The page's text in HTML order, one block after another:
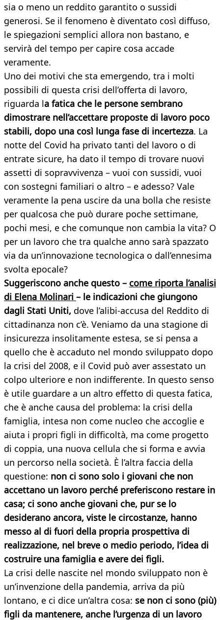
sia o meno un reddito garantito o sussidi
generosi. Se il fenomeno è diventato così diffuso,
le spiegazioni semplici allora non bastano, e
servirà del tempo per capire cosa accade
veramente.
Uno dei motivi che sta emergendo, tra i molti
possibili di questa crisi dell’offerta di lavoro,
riguarda la fatica che le persone sembrano
dimostrare nell’accettare proposte di lavoro poco
stabili, dopo una così lunga fase di incertezza. La
notte del Covid ha privato tanti del lavoro o di
entrate sicure, ha dato il tempo di trovare nuovi
assetti di sopravvivenza – vuoi con sussidi, vuoi
con sostegni familiari o altro – e adesso? Vale
veramente la pena uscire da una bolla che resiste
per qualcosa che può durare poche settimane,
pochi mesi, e che comunque non cambia la vita? O
per un lavoro che tra qualche anno sarà spazzato
via da un’innovazione tecnologica o dall’ennesima
svolta epocale?
Suggeriscono anche questo – come riporta l’analisi
di Elena Molinari – le indicazioni che giungono
dagli Stati Uniti, dove l’alibi-accusa del Reddito di
cittadinanza non c’è. Veniamo da una stagione di
insicurezza insolitamente estesa, se si pensa a
quello che è accaduto nel mondo sviluppato dopo
la crisi del 2008, e il Covid può aver assestato un
colpo ulteriore e non indifferente. In questo senso
è utile guardare a un altro effetto di questa fatica,
che è anche causa del problema: la crisi della
famiglia, intesa non come nucleo che accoglie e
aiuta i propri figli in difficoltà, ma come progetto
di coppia, una nuova cellula che si forma e avvia
un percorso nella società. È l’altra faccia della
questione: non ci sono solo i giovani che non
accettano un lavoro perché preferiscono restare in
casa; ci sono anche giovani che, pur se lo
desiderano ancora, viste le circostanze, hanno
messo al di fuori della propria prospettiva di
realizzazione, nel breve o medio periodo, l’idea di
costruire una famiglia e avere dei figli.
La crisi delle nascite nel mondo sviluppato non è
un’invenzione della pandemia, arriva da più
lontano, e ci dice un’altra cosa: se non ci sono (più)
figli da mantenere, anche l’urgenza di un lavoro